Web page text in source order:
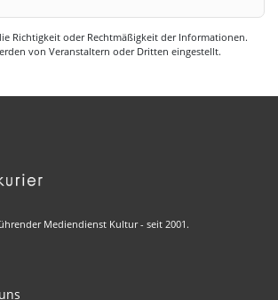
Richtigkeit oder Rechtmäßigkeit der Informationen.
von Veranstaltern oder Dritten eingestellt.
Mediendienst Kultur - seit 2001.